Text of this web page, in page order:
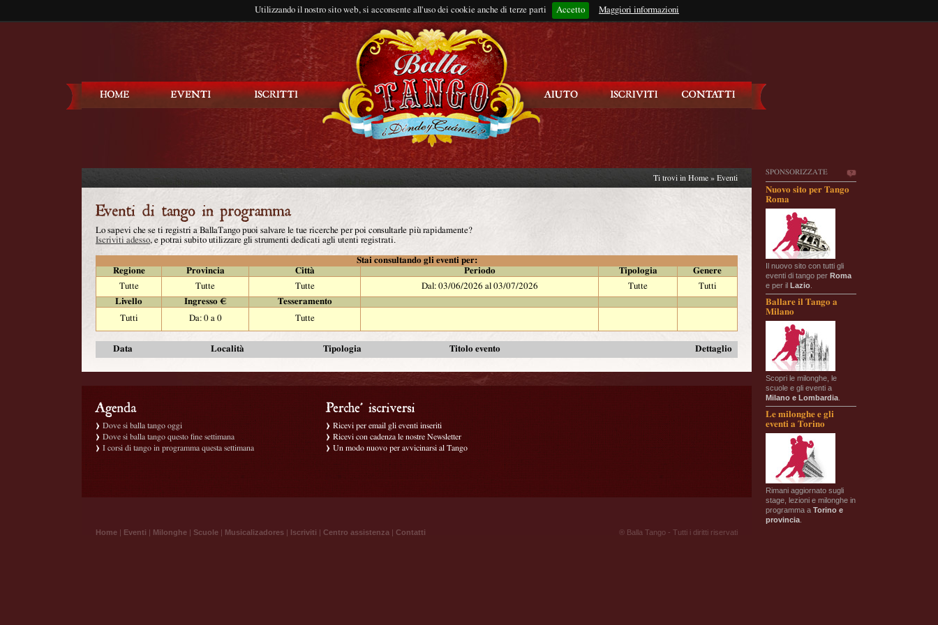
Utilizzando il nostro sito web, si acconsente all'uso dei cookie anche di terze parti Accetto Maggiori informazioni
Rimani connesso?
SPONSORIZZATE
Nuovo sito per Tango
Roma
Il nuovo sito con tutti gli
eventi di tango per Roma
e per il Lazio
Ballare il Tango a
Milano
Scopri le milonghe, le
scuole e gli eventi a
Milano e Lombardia
Le milonghe e gli
eventi a Torino
Rimani aggiornato sugli
stage, lezioni e milonghe in
programma a Torino e
provincia
Ti trovi in Home » Eventi
Lo sapevi che se ti registri a BallaTango puoi salvare le tue ricerche per poi consultarle più rapidamente?
Iscriviti adesso, e potrai subito utilizzare gli strumenti dedicati agli utenti registrati.
Stai consultando gli eventi per:
Regione
Provincia Città Periodo Tipologia
Genere
Tutte
Tutte Tutte Dal: 03/06/2026 al 03/07/2026 Tutte
Tutti
Livello
Ingresso €
Tesseramento
Tutti
Da: 0 a 0 Tutte
Data Località Tipologia Titolo evento Dettaglio
Dove si balla tango oggi
Dove si balla tango questo fine settimana
I corsi di tango in programma questa settimana
Ricevi per email gli eventi inseriti
Ricevi con cadenza le nostre Newsletter
Un modo nuovo per avvicinarsi al Tango
Home | Eventi | Milonghe | Scuole | Musicalizadores | Iscriviti | Centro assistenza | Contatti ® Balla Tango - Tutti i diritti riservati